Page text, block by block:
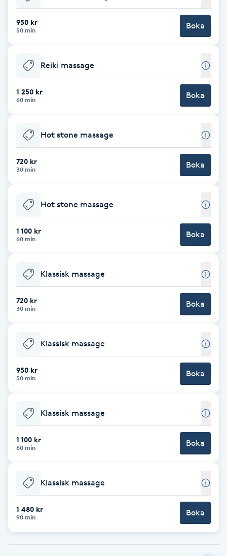
Babylights
Balayage
Barber
Barnklippning
BIAB
Blowout
Bottenfärg
Brynfärgning
Brynplockning
Celluliter
Color correction
Cryoterapi
Damklippning
950 kr
50 min Boka
Reiki massage
1 250 kr
60 min Boka
Hot stone massage
720 kr
30 min Boka
Hot stone massage
1 100 kr
60 min Boka
Klassisk massage
720 kr
30 min Boka
Klassisk massage
950 kr
50 min Boka
Klassisk massage
1 100 kr
60 min Boka
Klassisk massage
1 480 kr
90 min Boka